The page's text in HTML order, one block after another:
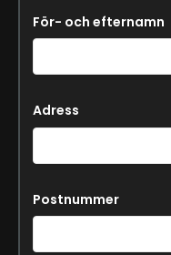
För- och efternamn
Adress
Postnummer